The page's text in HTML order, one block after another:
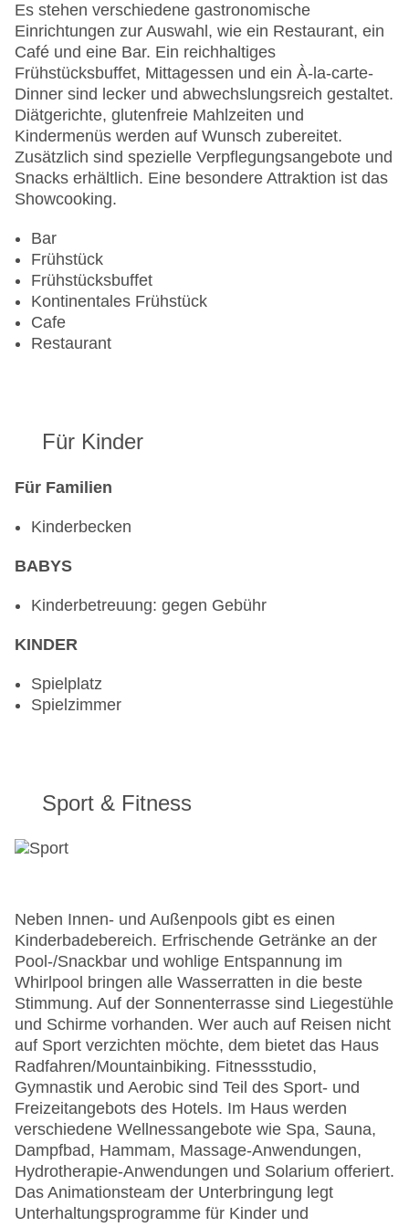
WLAN/WiFi im Hotel
Lift
Anzahl der Konferenzräume: 19
Anzahl der Aufzüge: 1
Haustiere
Zimmerservice
Sonnenterrasse
Gesamtanzahl der Zimmer: 190
Pools:Kinderbecken, Indoor Pool, Outdoor Pool,
Sonnenschirme am Pool, Liegen am Pool
Visa
Landeskategorie: 5 Sterne
Es stehen verschiedene gastronomische
Einrichtungen zur Auswahl, wie ein Restaurant, ein
Café und eine Bar. Ein reichhaltiges
Frühstücksbuffet, Mittagessen und ein À-la-carte-
Dinner sind lecker und abwechslungsreich gestaltet.
Diätgerichte, glutenfreie Mahlzeiten und
Kindermenüs werden auf Wunsch zubereitet.
Zusätzlich sind spezielle Verpflegungsangebote und
Snacks erhältlich. Eine besondere Attraktion ist das
Showcooking.
Bar
Frühstück
Frühstücksbuffet
Kontinentales Frühstück
Cafe
Restaurant
Für Kinder
Für Familien
Kinderbecken
BABYS
Kinderbetreuung: gegen Gebühr
KINDER
Spielplatz
Spielzimmer
Sport & Fitness
Neben Innen- und Außenpools gibt es einen
Kinderbadebereich. Erfrischende Getränke an der
Pool-/Snackbar und wohlige Entspannung im
Whirlpool bringen alle Wasserratten in die beste
Stimmung. Auf der Sonnenterrasse sind Liegestühle
und Schirme vorhanden. Wer auch auf Reisen nicht
auf Sport verzichten möchte, dem bietet das Haus
Radfahren/Mountainbiking. Fitnessstudio,
Gymnastik und Aerobic sind Teil des Sport- und
Freizeitangebots des Hotels. Im Haus werden
verschiedene Wellnessangebote wie Spa, Sauna,
Dampfbad, Hammam, Massage-Anwendungen,
Hydrotherapie-Anwendungen und Solarium offeriert.
Das Animationsteam der Unterbringung legt
Unterhaltungsprogramme für Kinder und